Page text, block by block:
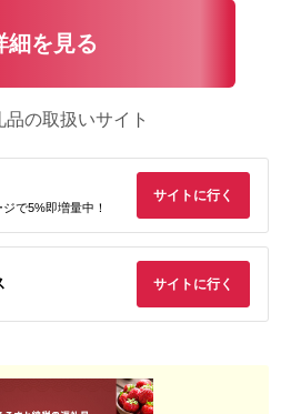
細を見る
品の取扱いサイト
で5%即増量中！
サイトに行く
サイトに行く